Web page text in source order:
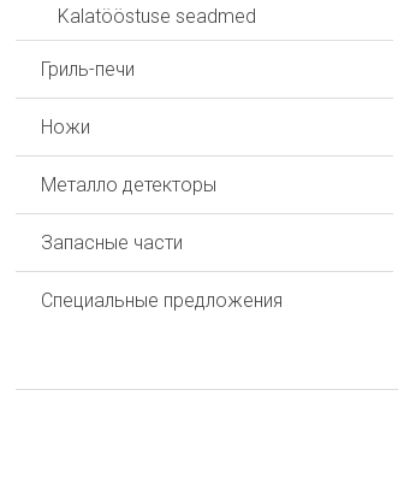
Kalatööstuse seadmed
Гриль-печи
Ножи
Металло детекторы
Запасные части
Специальные предложения